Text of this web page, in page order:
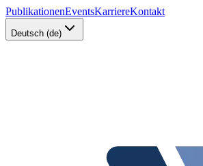
PublikationenEventsKarriereKontakt
Deutsch (de)